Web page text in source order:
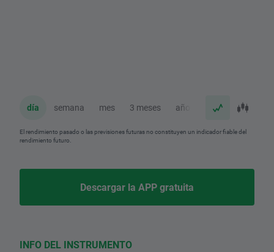
día semana mes 3 meses año
El rendimiento pasado o las previsiones futuras no constituyen un indicador fiable del
rendimiento futuro.
Descargar la APP gratuita
INFO DEL INSTRUMENTO